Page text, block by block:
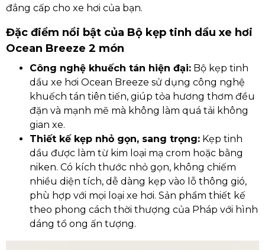
đẳng cấp cho xe hơi của bạn.
Đặc điểm nổi bật của Bộ kẹp tinh dầu xe hơi
Ocean Breeze 2 món
Công nghệ khuếch tán hiện đại: Bộ kẹp tinh
dầu xe hơi Ocean Breeze sử dụng công nghệ
khuếch tán tiên tiến, giúp tỏa hương thơm đều
đặn và mạnh mẽ mà không làm quá tải không
gian xe.
Thiết kế kẹp nhỏ gọn, sang trọng: Kẹp tinh
dầu được làm từ kim loại mạ crom hoặc bằng
niken. Có kích thước nhỏ gọn, không chiếm
nhiều diện tích, dễ dàng kẹp vào lỗ thông gió,
phù hợp với mọi loại xe hơi. Sản phẩm thiết kế
theo phong cách thời thượng của Pháp với hình
dáng tổ ong ấn tượng.